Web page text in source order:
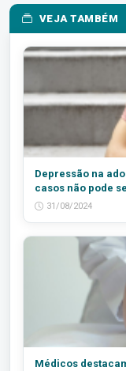
VEJA TAMBÉM
Depressão na
casos não pode
31/08/2024
Médicos